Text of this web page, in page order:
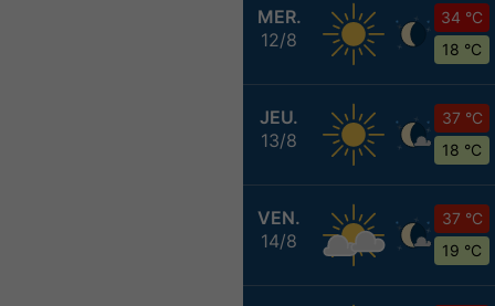
MER.
12/8
34 °C
18 °C
JEU.
13/8
37 °C
18 °C
VEN.
14/8
37 °C
19 °C